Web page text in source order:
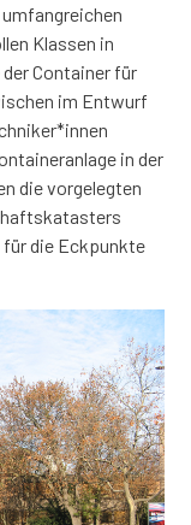
Klassen in
Container für
im Entwurf
in der
die vorgelegten
die Eckpunkte